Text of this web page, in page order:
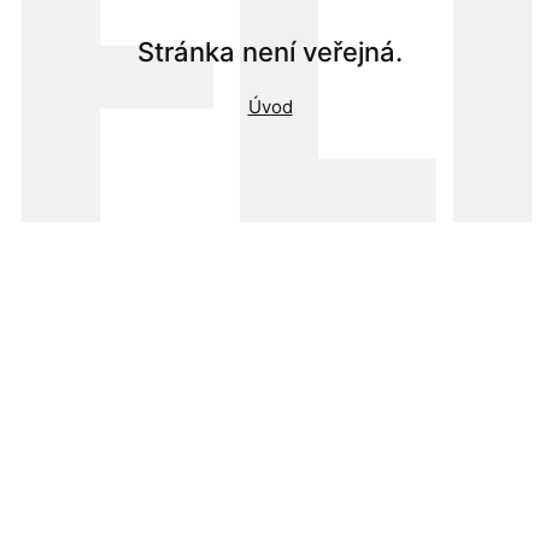
Stránka není veřejná.
Úvod